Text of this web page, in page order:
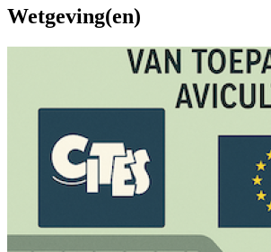
Wetgeving(en)